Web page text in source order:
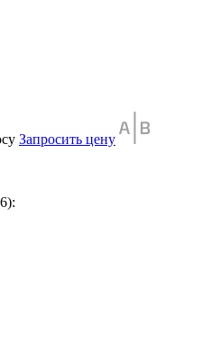
Запросить цену